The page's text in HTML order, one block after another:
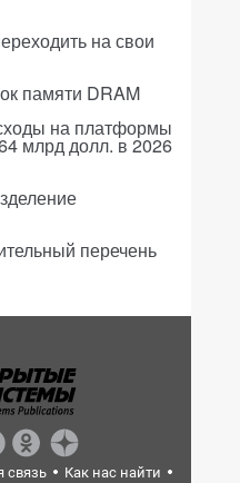
на свои
памяти DRAM
на платформы
млрд долл. в 2026
перечень
связь
Как нас найти